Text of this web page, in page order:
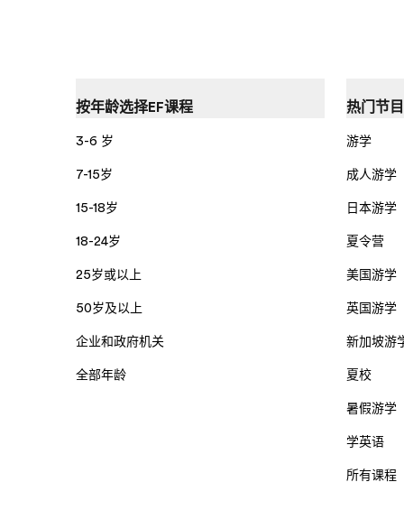
按年龄选择EF课程
3-6 岁
7-15岁
15-18岁
18-24岁
25岁或以上
50岁及以上
企业和政府机关
全部年龄
热门节目
游学
成人游学
日本游学
夏令营
美国游学
英国游学
新加坡游
夏校
暑假游学
学英语
所有课程